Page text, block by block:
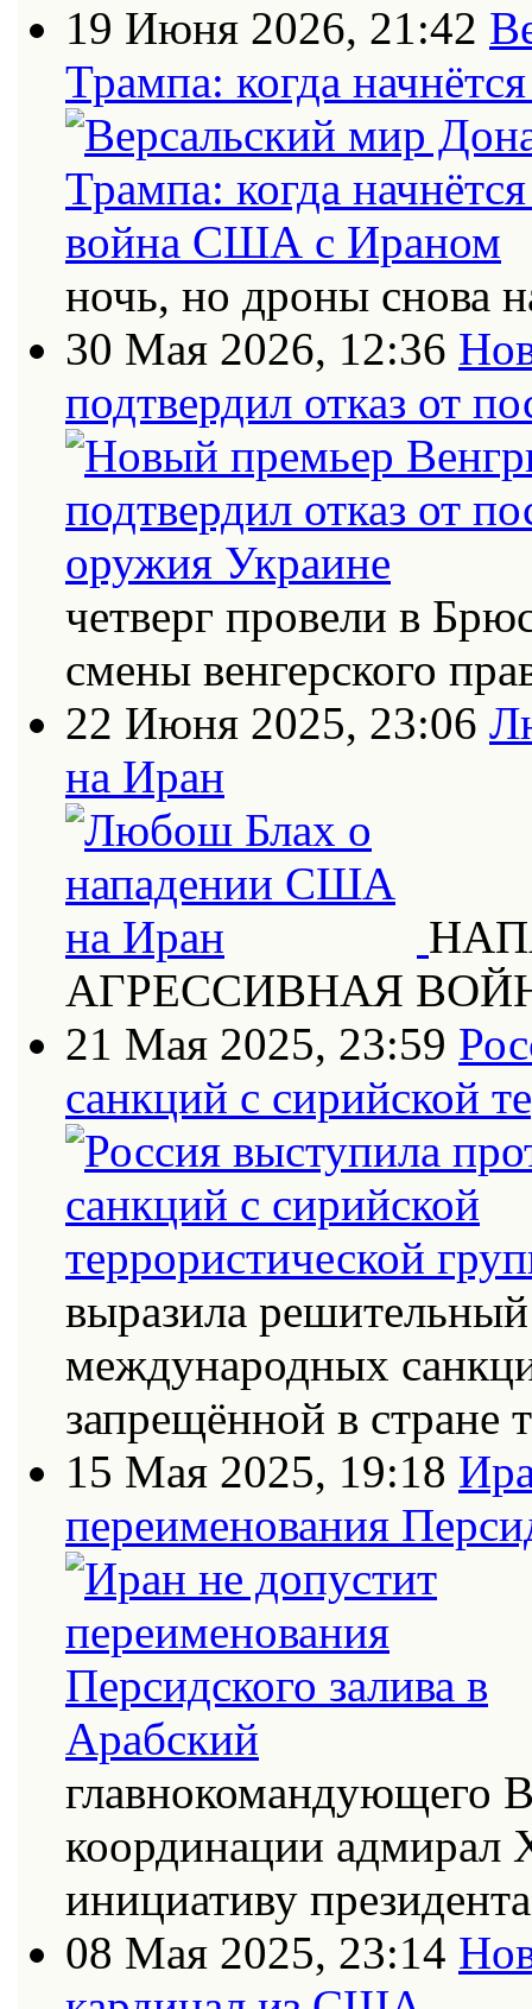
19 Июня 2026, 21:42
Трампа: когда
ночь, но дроны снова
30 Мая 2026, 12:36
подтвердил отказ от
четверг провели в
смены венгерского
22 Июня 2025, 23:06
на Иран
АГРЕССИВНАЯ
21 Мая 2025, 23:59
санкций с сирийской
выразила
международных
запрещённой в стране
15 Мая 2025, 19:18
переименования
главнокомандующего
координации адмирал
инициативу
08 Мая 2025, 23:14